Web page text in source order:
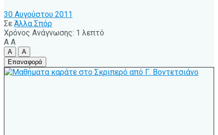
30 Αυγούστου 2011
Σε Άλλα Σπόρ
Χρόνος Ανάγνωσης: 1 λεπτό
A A
A
A
Επαναφορά